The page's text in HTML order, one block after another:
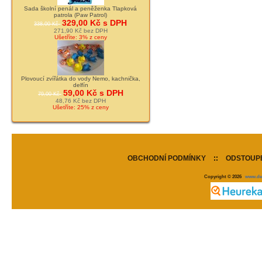
Sada školní penál a peněženka Tlapková
patrola (Paw Patrol)
338,00 Kč 329,00 Kč s DPH
271,90 Kč bez DPH
Ušetříte: 3% z ceny
Plovoucí zvířátka do vody Nemo, kachnička,
delfín
79,00 Kč 59,00 Kč s DPH
48,76 Kč bez DPH
Ušetříte: 25% z ceny
OBCHODNÍ PODMÍNKY ::
Copyright © 2026